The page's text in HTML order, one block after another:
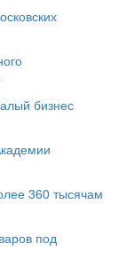
бизнес
360 тысячам
под